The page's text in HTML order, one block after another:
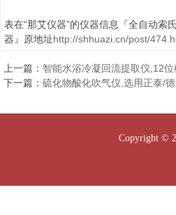
表在“那艾仪器”的仪器信息『全自动索
器』原地址http://shhuazi.cn/post/
上一篇： 智能水浴冷凝回流提取仪,12
下一篇： 硫化物酸化吹气仪,选用正泰/
Copyright ©